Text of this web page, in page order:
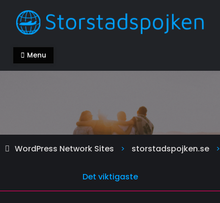
content
storstadspojken.se
Alla kan ha en bra livsstil
Menu
WordPress Network Sites > storstadspojken.se >
Det viktigaste